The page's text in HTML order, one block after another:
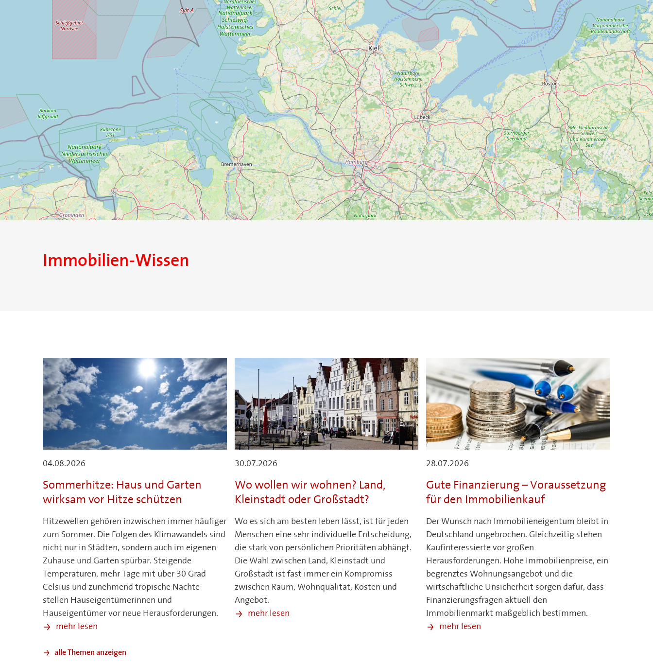
Immobilien-Wissen
04.08.2026
Sommerhitze: Haus und Garten
wirksam vor Hitze schützen
Hitzewellen gehören inzwischen immer häufiger
zum Sommer. Die Folgen des Klimawandels sind
nicht nur in Städten, sondern auch im eigenen
Zuhause und Garten spürbar. Steigende
Temperaturen, mehr Tage mit über 30 Grad
Celsius und zunehmend tropische Nächte
stellen Hauseigentümerinnen und
Hauseigentümer vor neue Herausforderungen.
mehr lesen
30.07.2026
Wo wollen wir wohnen? Land,
Kleinstadt oder Großstadt?
Wo es sich am besten leben lässt, ist für jeden
Menschen eine sehr individuelle Entscheidung,
die stark von persönlichen Prioritäten abhängt.
Die Wahl zwischen Land, Kleinstadt und
Großstadt ist fast immer ein Kompromiss
zwischen Raum, Wohnqualität, Kosten und
Angebot.
mehr lesen
28.07.2026
Gute Finanzierung – Voraussetzung
für den Immobilienkauf
Der Wunsch nach Immobilieneigentum bleibt in
Deutschland ungebrochen. Gleichzeitig stehen
Kaufinteressierte vor großen
Herausforderungen. Hohe Immobilienpreise, ein
begrenztes Wohnungsangebot und die
wirtschaftliche Unsicherheit sorgen dafür, dass
Finanzierungsfragen aktuell den
Immobilienmarkt maßgeblich bestimmen.
mehr lesen
alle Themen anzeigen